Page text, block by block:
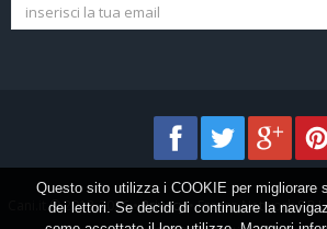
Cani.it © 2013-2026 •Privacy•Frezza Network
Questo sito utilizza i COOKIE per migliorare
dei lettori. Se decidi di continuare la